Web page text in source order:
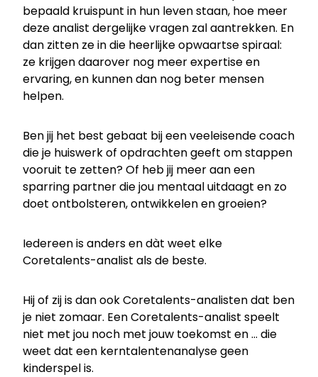
bepaald kruispunt in hun leven staan, hoe meer
deze analist dergelijke vragen zal aantrekken. En
dan zitten ze in die heerlijke opwaartse spiraal:
ze krijgen daarover nog meer expertise en
ervaring, en kunnen dan nog beter mensen
helpen.
Ben jij het best gebaat bij een veeleisende coach
die je huiswerk of opdrachten geeft om stappen
vooruit te zetten? Of heb jij meer aan een
sparring partner die jou mentaal uitdaagt en zo
doet ontbolsteren, ontwikkelen en groeien?
Iedereen is anders en dàt weet elke
Coretalents-analist als de beste.
Hij of zij is dan ook Coretalents-analisten dat ben
je niet zomaar. Een Coretalents-analist speelt
niet met jou noch met jouw toekomst en … die
weet dat een kerntalentenanalyse geen
kinderspel is.